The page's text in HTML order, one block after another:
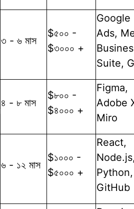
৩ - ৬ মাস
$৫০০ -
$৩০০০ +
Google
Ads,
Suite,
৪ - ৮ মাস
$৮০০ -
$৪০০০ +
Figma,
Adobe
Miro
৬ - ১২ মাস
$১০০০ -
$৫০০০ +
React,
Python,
GitHub